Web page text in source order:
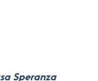
Speranza